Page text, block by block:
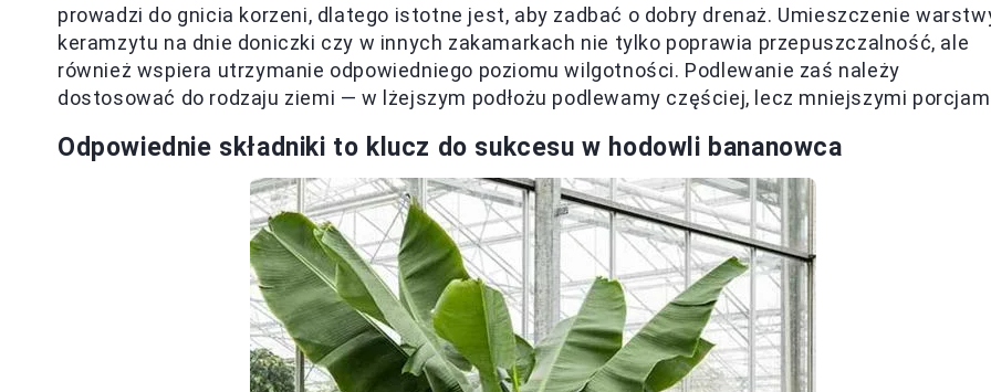
prowadzi do gnicia korzeni, dlatego istotne jest, aby zadbać o dobry drenaż. Umieszczenie
keramzytu na dnie doniczki czy w innych zakamarkach nie tylko poprawia przepuszczalność, ale
również wspiera utrzymanie odpowiedniego poziomu wilgotności. Podlewanie zaś należy
dostosować do rodzaju ziemi — w lżejszym podłożu podlewamy częściej, lecz mniejszymi
Odpowiednie składniki to klucz do sukcesu w hodowli bananowca